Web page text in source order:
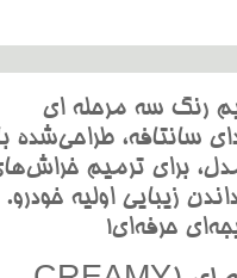
رنگ سه مرحله اي
سانتافه، طراحي‌شده
براي ترميم
زيبايي اوليه خودرو.
حرفه‌اي!